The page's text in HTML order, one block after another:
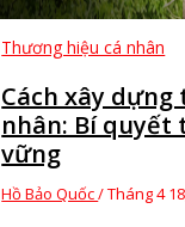
Thương hiệu cá nhân
Cách xây
nhân: Bí quyết
vững
Hồ Bảo Quốc/Tháng 4